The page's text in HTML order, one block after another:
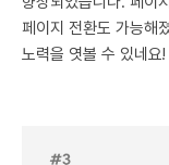
페이지 전환도 가능해
노력을 엿볼 수 있네요!